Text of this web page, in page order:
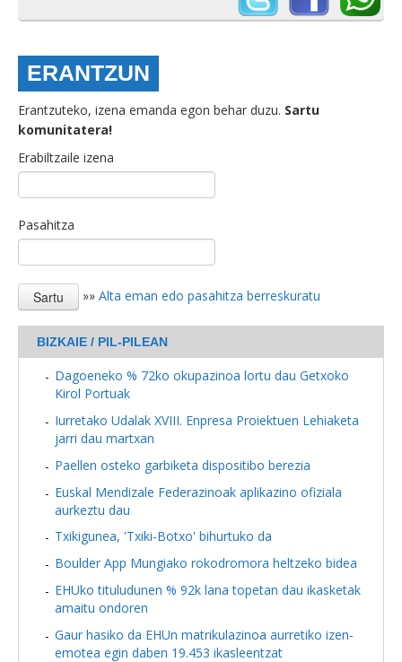
ERANTZUN
Erantzuteko, izena emanda egon behar duzu. Sartu
komunitatera!
Erabiltzaile izena
Pasahitza
»» Alta eman edo pasahitza berreskuratu
BIZKAIE / PIL-PILEAN
Dagoeneko % 72ko okupazinoa lortu dau Getxoko
Kirol Portuak
Iurretako Udalak XVIII. Enpresa Proiektuen Lehiaketa
jarri dau martxan
Paellen osteko garbiketa dispositibo berezia
Euskal Mendizale Federazinoak aplikazino ofiziala
aurkeztu dau
Txikigunea, 'Txiki-Botxo' bihurtuko da
Boulder App Mungiako rokodromora heltzeko bidea
EHUko tituludunen % 92k lana topetan dau ikasketak
amaitu ondoren
Gaur hasiko da EHUn matrikulazinoa aurretiko izen-
emotea egin daben 19.453 ikasleentzat